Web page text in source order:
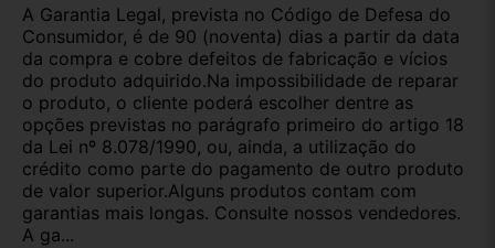
A Garantia Legal, prevista no Código de Defesa do
Consumidor, é de 90 (noventa) dias a partir da data
da compra e cobre defeitos de fabricação e vícios
do produto adquirido.Na impossibilidade de reparar
o produto, o cliente poderá escolher dentre as
opções previstas no parágrafo primeiro do artigo 18
da Lei nº 8.078/1990, ou, ainda, a utilização do
crédito como parte do pagamento de outro produto
de valor superior.Alguns produtos contam com
garantias mais longas. Consulte nossos vendedores.
A ga...